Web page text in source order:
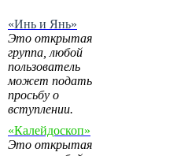
«Инь и Янь»
Это открытая
группа, любой
пользователь
может подать
просьбу о
вступлении.
«Калейдоскоп»
Это открытая